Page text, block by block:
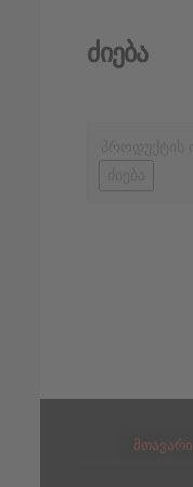
Ძიება
მთავარი